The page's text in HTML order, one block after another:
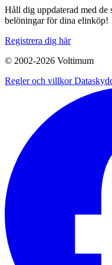
Håll dig uppdaterad med de
belöningar för dina elinköp!
Registrera dig här
© 2002-2026 Voltimum
Regler och villkor